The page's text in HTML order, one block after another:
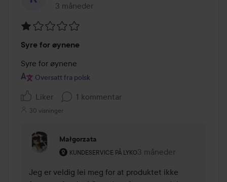
3 måneder
Innlegget ble opprettet 3 måneder
1
av
5
Syre for øynene
Syre for øynene
Oversatt fra polsk
Liker 1 kommentar
30 visninger
Małgorzata
KUNDESERVICE PÅ LYKO
Brukerens rolle: Kundeservice på Lyko.
3 måneder
Kommentaren lades 3
Jeg er veldig lei meg for at produktet ikke